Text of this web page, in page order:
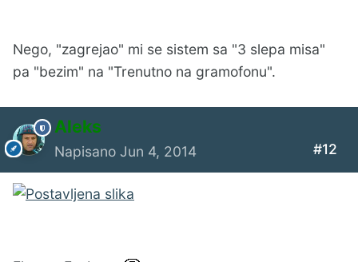
Nego, "zagrejao" mi se sistem sa "3 slepa misa"
pa "bezim" na "Trenutno na gramofonu".
Aleks
Napisano Jun 4, 2014 #12